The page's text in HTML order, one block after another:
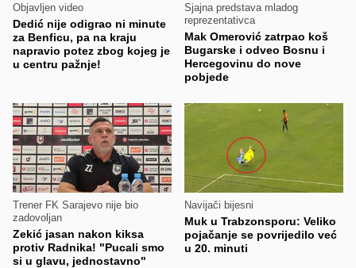
Objavljen video
Dedić nije odigrao ni minute
za Benficu, pa na kraju
napravio potez zbog kojeg je
u centru pažnje!
Sjajna predstava mladog
reprezentativca
Mak Omerović zatrpao koš
Bugarske i odveo Bosnu i
Hercegovinu do nove
pobjede
Trener FK Sarajevo nije bio
zadovoljan
Zekić jasan nakon kiksa
protiv Radnika! "Pucali smo
si u glavu, jednostavno"
Navijači bijesni
Muk u Trabzonsporu: Veliko
pojačanje se povrijedilo već
u 20. minuti